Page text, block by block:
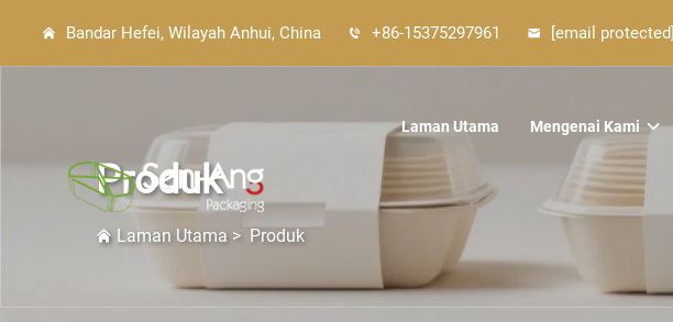
Bandar Hefei, Wilayah Anhui, China +86-15375297961 [email protected]
Laman Utama Mengenai Kami
Produk
Laman Utama > Produk